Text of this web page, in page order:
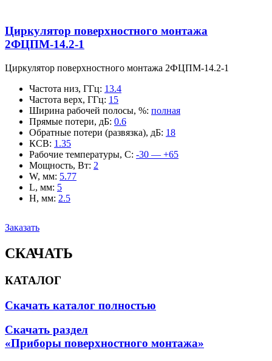
Циркулятор поверхностного монтажа
2ФЦПМ-14.2-1
Циркулятор поверхностного монтажа 2ФЦПМ-14.2-1
Частота низ, ГГц: 13.4
Частота верх, ГГц: 15
Ширина рабочей полосы, %: полная
Прямые потери, дБ: 0.6
Обратные потери (развязка), дБ: 18
КСВ: 1.35
Рабочие температуры, С: -30 — +65
Мощность, Вт: 2
W, мм: 5.77
L, мм: 5
H, мм: 2.5
Заказать
СКАЧАТЬ
КАТАЛОГ
Скачать каталог полностью
Скачать раздел
«Приборы поверхностного монтажа»